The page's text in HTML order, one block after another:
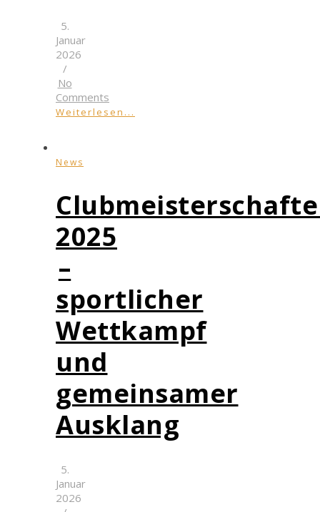
5.
Januar
2026
/
No
Comments
Weiterlesen...
News
2025
–
sportlicher
Wettkampf
und
gemeinsamer
Ausklang
5.
Januar
2026